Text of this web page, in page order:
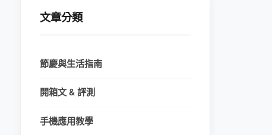
文章分類
節慶與生活指南
開箱文 & 評測
手機應用教學